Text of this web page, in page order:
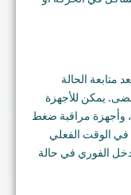
متابعة الحالة
يمكن للأجهزة
وأجهزة مراقبة ضغط
في الوقت الفعلي
الفوري في حالة